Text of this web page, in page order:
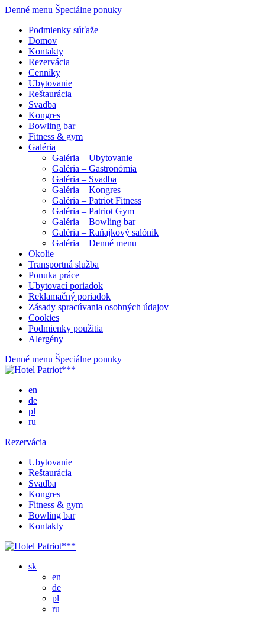
Denné menu Špeciálne ponuky
Podmienky súťaže
Domov
Kontakty
Rezervácia
Cenníky
Ubytovanie
Reštaurácia
Svadba
Kongres
Bowling bar
Fitness & gym
Galéria
Galéria – Ubytovanie
Galéria – Gastronómia
Galéria – Svadba
Galéria – Kongres
Galéria – Patriot Fitness
Galéria – Patriot Gym
Galéria – Bowling bar
Galéria – Raňajkový salónik
Galéria – Denné menu
Okolie
Transportná služba
Ponuka práce
Ubytovací poriadok
Reklamačný poriadok
Zásady spracúvania osobných údajov
Cookies
Podmienky použitia
Alergény
Denné menu Špeciálne ponuky
en
de
pl
ru
Rezervácia
Ubytovanie
Reštaurácia
Svadba
Kongres
Fitness & gym
Bowling bar
Kontakty
sk
en
de
pl
ru